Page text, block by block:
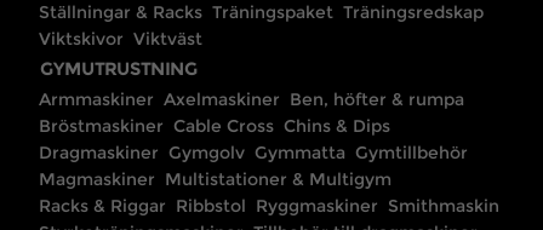
Ställningar & Racks Träningspaket Träningsredskap
Viktskivor Viktväst
GYMUTRUSTNING
Armmaskiner Axelmaskiner Ben, höfter & rumpa
Bröstmaskiner Cable Cross Chins & Dips
Dragmaskiner Gymgolv Gymmatta Gymtillbehör
Magmaskiner Multistationer & Multigym
Racks & Riggar Ribbstol Ryggmaskiner Smithmaskin